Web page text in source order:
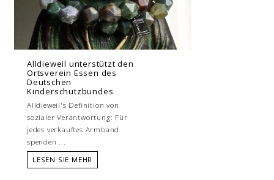
Alldieweil unterstützt den
Ortsverein Essen des
Deutschen
Kinderschutzbundes
Alldieweil's Definition von
sozialer Verantwortung: Für
jedes verkauftes Armband
spenden ...
LESEN SIE MEHR